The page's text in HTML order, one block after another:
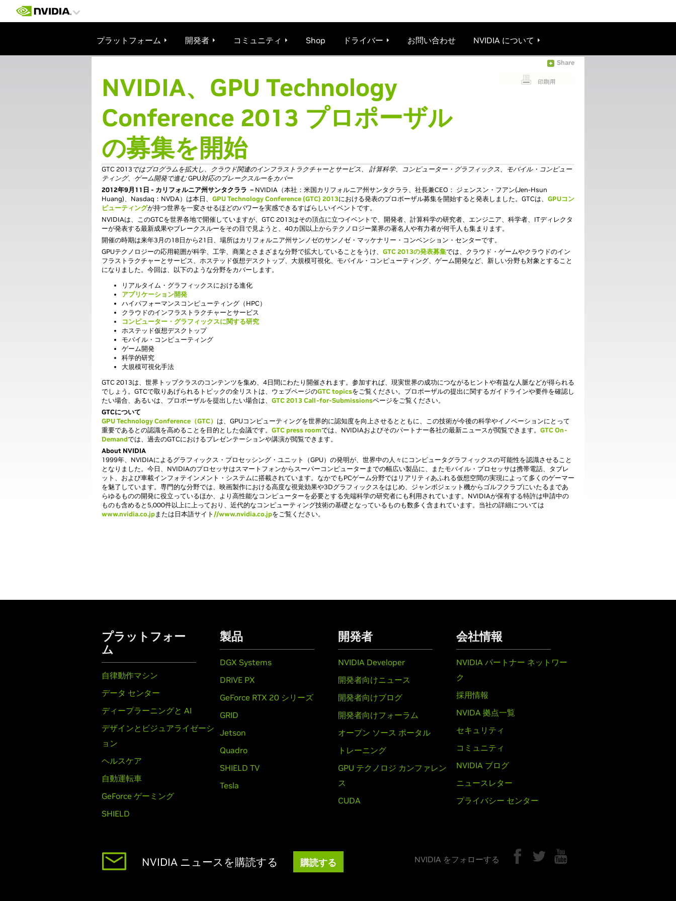
プラットフォーム 開発者 コミュニティ Shop ドライバー お問い合わせ NVIDIA について
Share
NVIDIA、GPU Technology
Conference 2013 プロポーザル
の募集を開始
GTC 2013ではプログラムを拡大し、クラウド関連のインフラストラクチャーとサービス、 計算科学、コンピューター・グラフィックス、モバイル・コンピュー
ティング、ゲーム開発で進む GPU対応のブレークスルーをカバー
2012年9月11日 - カリフォルニア州サンタクララ － NVIDIA（本社：米国カリフォルニア州サンタクララ、社長兼CEO： ジェンスン・フアン(Jen-Hsun
Huang)、Nasdaq：NVDA）は本日、 GPU Technology Conference (GTC) 2013における発表のプロポーザル募集を開始すると発表しました。GTCは、 GPUコン
ピューティングが持つ世界を一変させるほどのパワーを実感できるすばらしいイベントです。
NVIDIAは、このGTCを世界各地で開催していますが、GTC 2013はその頂点に立つイベントで、開発者、計算科学の研究者、エンジニア、科学者、ITディレクタ
ーが発表する最新成果やブレークスルーをその目で見ようと、40カ国以上からテクノロジー業界の著名人や有力者が何千人も集まります。
開催の時期は来年3月の18日から21日、場所はカリフォルニア州サンノゼのサンノゼ・マッケナリー・コンベンション・センターです。
GPUテクノロジーの応用範囲が科学、工学、商業とさまざまな分野で拡大していることをうけ、 GTC 2013の発表募集では、クラウド・ゲームやクラウドのイン
フラストラクチャーとサービス、ホステッド仮想デスクトップ、大規模可視化、モバイル・コンピューティング、ゲーム開発など、新しい分野も対象とすること
になりました。今回は、以下のような分野をカバーします。
リアルタイム・グラフィックスにおける進化
アプリケーション開発
ハイパフォーマンスコンピューティング（HPC）
クラウドのインフラストラクチャーとサービス
コンピューター・グラフィックスに関する研究
ホステッド仮想デスクトップ
モバイル・コンピューティング
ゲーム開発
科学的研究
大規模可視化手法
GTC 2013は、世界トップクラスのコンテンツを集め、4日間にわたり開催されます。参加すれば、現実世界の成功につながるヒントや有益な人脈などが得られる
でしょう。GTCで取りあげられるトピックの全リストは、ウェブページのGTC topicsをご覧ください。プロポーザルの提出に関するガイドラインや要件を確認し
たい場合、あるいは、プロポーザルを提出したい場合は、 GTC 2013 Call-for-Submissionsページをご覧ください。
GTCについて
GPU Technology Conference（GTC） は、GPUコンピューティングを世界的に認知度を向上させるとともに、この技術が今後の科学やイノベーションにとって
重要であるとの認識を高めることを目的とした会議です。 GTC press roomでは、NVIDIAおよびそのパートナー各社の最新ニュースが閲覧できます。 GTC On-
Demandでは、過去のGTCにおけるプレゼンテーションや講演が閲覧できます。
About NVIDIA
1999年、NVIDIAによるグラフィックス・プロセッシング・ユニット（GPU）の発明が、世界中の人々にコンピュータグラフィックスの可能性を認識させること
となりました。今日、NVIDIAのプロセッサはスマートフォンからスーパーコンピューターまでの幅広い製品に、またモバイル・プロセッサは携帯電話、タブレ
ット、および車載インフォテインメント・システムに搭載されています。なかでもPCゲーム分野ではリアリティあふれる仮想空間の実現によって多くのゲーマー
を魅了しています。専門的な分野では、映画製作における高度な視覚効果や3Dグラフィックスをはじめ、ジャンボジェット機からゴルフクラブにいたるまであ
らゆるものの開発に役立っているほか、より高性能なコンピューターを必要とする先端科学の研究者にも利用されています。NVIDIAが保有する特許は申請中の
ものも含めると5,000件以上に上っており、近代的なコンピューティング技術の基礎となっているものも数多く含まれています。当社の詳細については
www.nvidia.co.jpまたは日本語サイト//www.nvidia.co.jpをご覧ください。
プラットフォー
ム
自律動作マシン
データ センター
ディープラーニングと AI
デザインとビジュアライゼーシ
ョン
ヘルスケア
自動運転車
GeForce ゲーミング
SHIELD
製品
DGX Systems
DRIVE PX
GeForce RTX 20 シリーズ
GRID
Jetson
Quadro
SHIELD TV
Tesla
開発者
NVIDIA Developer
開発者向けニュース
開発者向けブログ
開発者向けフォーラム
オープン ソース ポータル
トレーニング
GPU テクノロジ カンファレン
ス
CUDA
会社情報
NVIDIA パートナー ネットワー
ク
採用情報
NVIDA 拠点一覧
セキュリティ
コミュニティ
NVIDIA ブログ
ニュースレター
プライバシー センター
NVIDIA ニュースを購読する 購読する NVIDIA をフォローする